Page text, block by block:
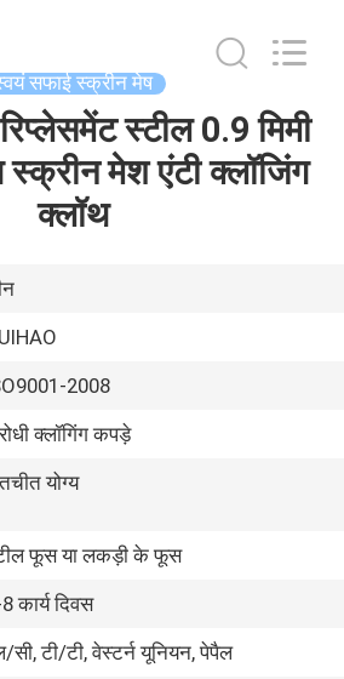
सफाई स्क्रीन मेष
स्टील 0.9 मिमी
मेश एंटी क्लॉजिंग
क्लॉथ
2008
क्लॉगिंग कपड़े
योग्य
फूस या लकड़ी के फूस
कार्य दिवस
सी, टी/टी, वेस्टर्न यूनियन, पेपैल